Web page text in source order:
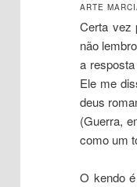
ARTE
Certa vez
não
a
Ele me
deus
(Guerra,
como um
O kendo